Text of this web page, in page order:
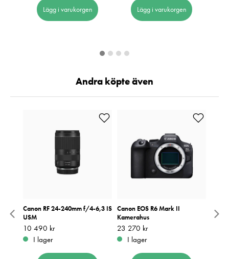
Lägg i varukorgen Lägg i varukorgen
Andra köpte även
Canon RF 24-240mm f/4-6,3 IS
USM
Pris :10 490 kr
10 490 kr
I lager
Canon EOS R6 Mark II
Kamerahus
Pris :23 270 kr
23 270 kr
I lager
v3